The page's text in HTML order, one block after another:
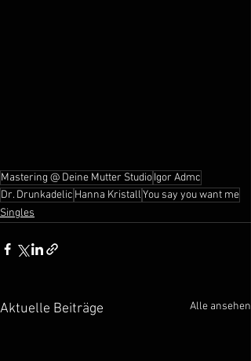
Mastering @ Deine Mutter StudioIgor Admc
Dr. Drunkadelic Hanna KristallYou say you want me
Singles
Aktuelle Beiträge Alle ansehen